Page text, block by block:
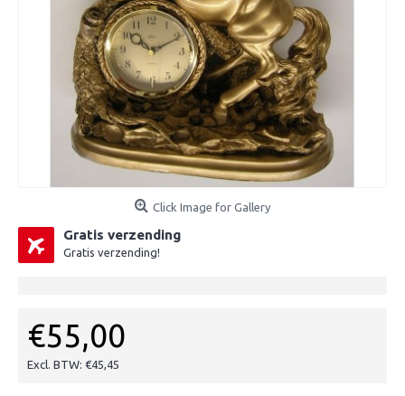
Click Image for Gallery
Gratis verzending
Gratis verzending!
€55,00
Excl. BTW: €45,45